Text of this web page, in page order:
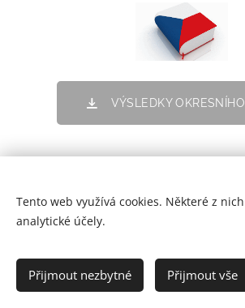
VÝSLEDKY
Cookies
Tento web využívá cookies. Některé z
analytické účely.
Přijmout nezbytné Přijmout vše